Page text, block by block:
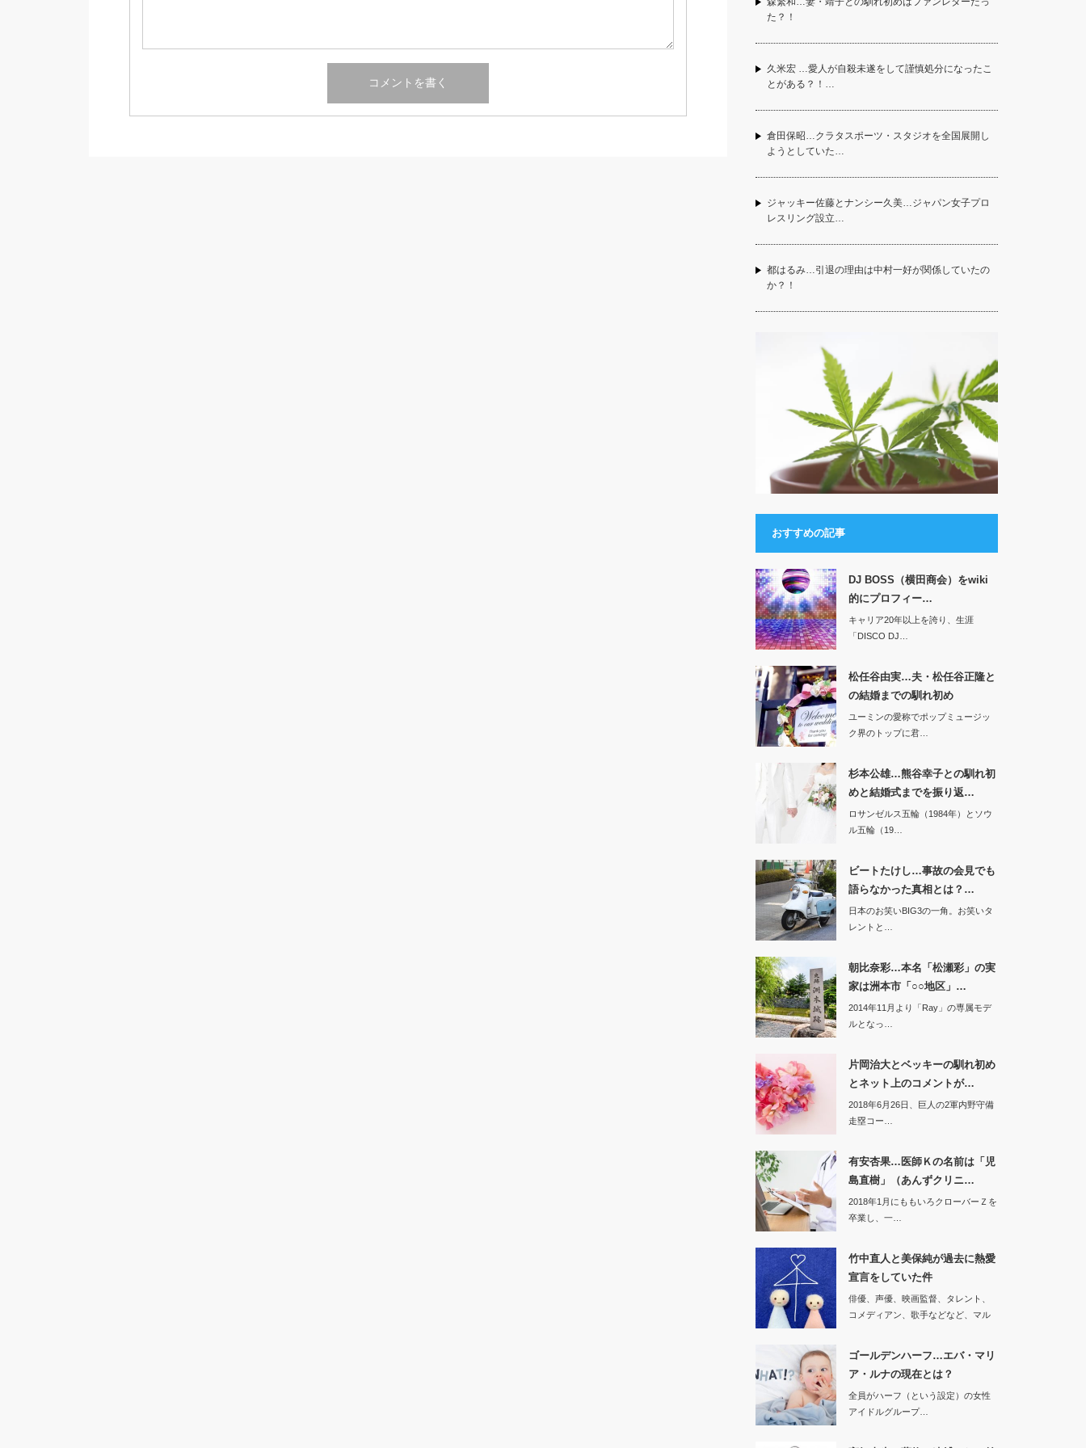
た？！
久米宏 …愛人が自殺未遂をして謹慎処分になったこ
とがある？！…
倉田保昭…クラタスポーツ・スタジオを全国展開し
ようとしていた…
ジャッキー佐藤とナンシー久美…ジャパン女子プロ
レスリング設立…
都はるみ…引退の理由は中村一好が関係していたの
か？！
おすすめの記事
DJ BOSS（横田商会）をwiki
的にプロフィー…
キャリア20年以上を誇り、生涯
「DISCO DJ…
松任谷由実…夫・松任谷正隆と
の結婚までの馴れ初め
ユーミンの愛称でポップミュージッ
ク界のトップに君…
杉本公雄…熊谷幸子との馴れ初
めと結婚式までを振り返…
ロサンゼルス五輪（1984年）とソウ
ル五輪（19…
ビートたけし…事故の会見でも
語らなかった真相とは？…
日本のお笑いBIG3の一角。お笑いタ
レントと…
朝比奈彩…本名「松瀬彩」の実
家は洲本市「○○地区」…
2014年11月より「Ray」の専属モデ
ルとなっ…
片岡治大とベッキーの馴れ初め
とネット上のコメントが…
2018年6月26日、巨人の2軍内野守備
走塁コー…
有安杏果…医師Ｋの名前は「児
島直樹」（あんずクリニ…
2018年1月にももいろクローバーＺを
卒業し、一…
竹中直人と美保純が過去に熱愛
宣言をしていた件
俳優、声優、映画監督、タレント、
コメディアン、歌手などなど、マル
ゴールデンハーフ…エバ・マリ
ア・ルナの現在とは？
全員がハーフ（という設定）の女性
アイドルグループ…